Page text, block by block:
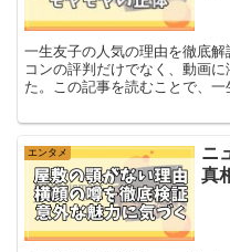
一生友子の人気の理由を徹底
コンの評判だけでなく、動画
た。この記事を読むことで、
エンタメ
ニ
真